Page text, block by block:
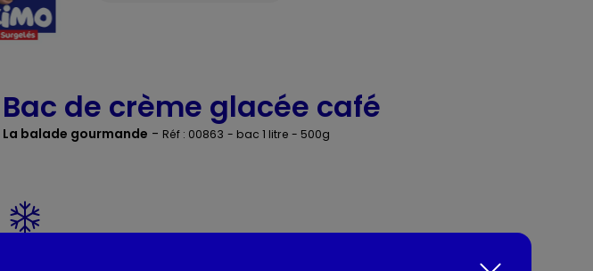
Bac de crème glacée café
La balade gourmande - Réf : 00863 - bac 1 litre - 500g